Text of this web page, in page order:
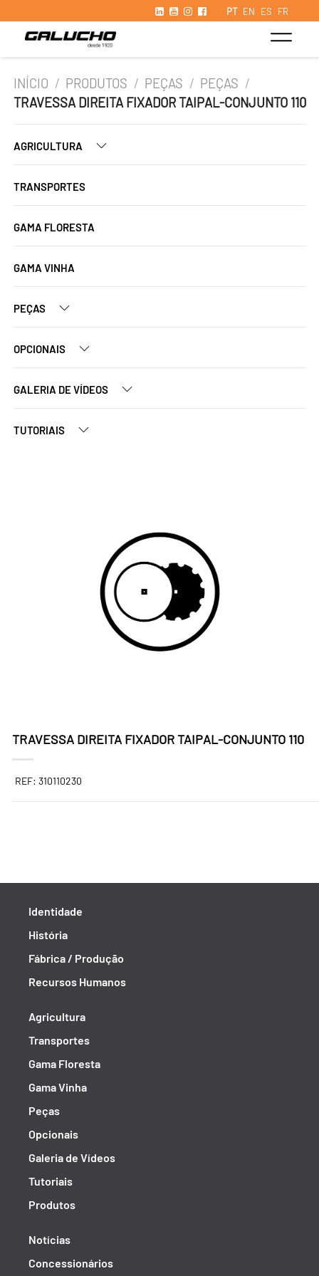
PT EN ES FR
INÍCIO / PRODUTOS / PEÇAS / PEÇAS /
TRAVESSA DIREITA FIXADOR TAIPAL-CONJUNTO 110
AGRICULTURA
TRANSPORTES
GAMA FLORESTA
GAMA VINHA
PEÇAS
OPCIONAIS
GALERIA DE VÍDEOS
TUTORIAIS
TRAVESSA DIREITA FIXADOR TAIPAL-CONJUNTO 110
REF: 310110230
Identidade
História
Fábrica / Produção
Recursos Humanos
Agricultura
Transportes
Gama Floresta
Gama Vinha
Peças
Opcionais
Galeria de Vídeos
Tutoriais
Produtos
Notícias
Concessionários